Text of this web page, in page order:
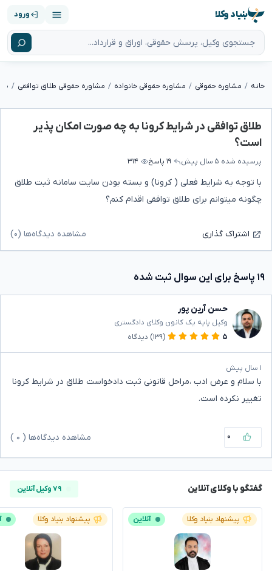
بنیاد وکلا ورود
خانه مشاوره حقوقی مشاوره حقوقی خانواده مشاوره حقوقی طلاق توافقی
طلاق توافقی در شرایط کرونا به چه صورت امکان پذیر
است؟
پرسیده شده ۵ سال پیش ۱۹ پاسخ ۳۱۴
با توجه به شرایط فعلی ( کرونا) و بسته بودن سایت سامانه ثبت طلاق
چگونه میتوانم برای طلاق توافقی اقدام کنم؟
اشتراک گذاری مشاهده دیدگاه‌ها (۰)
۱۹ پاسخ برای این سوال ثبت شده
حسن آرین پور
وکیل پایه یک کانون وکلای دادگستری
۵
(۱۳۹) دیدگاه
۱ سال پیش
با سلام و عرض ادب ،مراحل قانونی ثبت دادخواست طلاق در شرایط کرونا
تغییر نکرده است.
۰ مشاهده دیدگاه‌ها ( ۰
گفتگو با وکلای آنلاین ۷۹ وکیل آنلاین
پیشنهاد بنیاد وکلا آنلاین پیشنهاد بنیاد وکلا